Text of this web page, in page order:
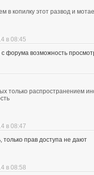
в копилку этот развод и
в 08:45
форума возможность
только распространением
в 08:47
только прав доступа не дают
в 08:58